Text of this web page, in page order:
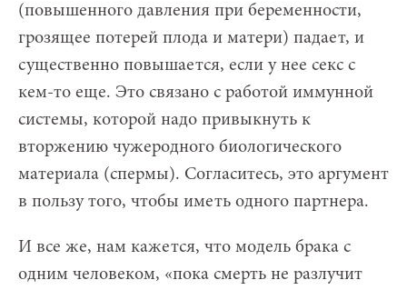
(повышенного давления при беременности,
грозящее потерей плода и матери) падает, и
существенно повышается, если у нее секс с
кем-то еще. Это связано с работой иммунной
системы, которой надо привыкнуть к
вторжению чужеродного биологического
материала (спермы). Согласитесь, это аргумент
в пользу того, чтобы иметь одного партнера.
И все же, нам кажется, что модель брака с
одним человеком, «пока смерть не разлучит